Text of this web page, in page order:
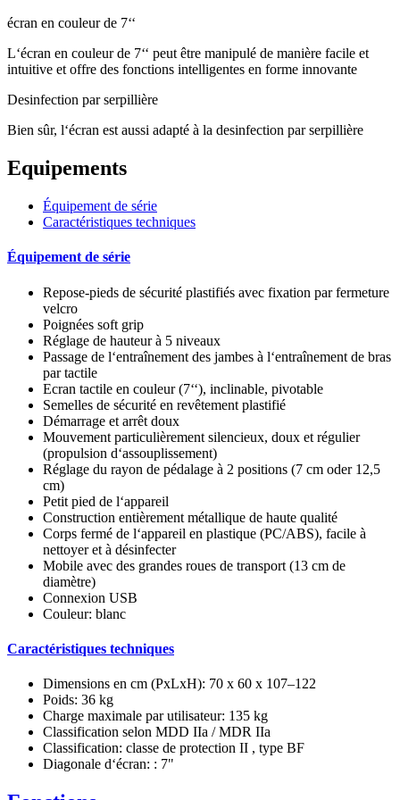
écran en couleur de 7‘‘
L‘écran en couleur de 7‘‘ peut être manipulé de manière facile et
intuitive et offre des fonctions intelligentes en forme innovante
Desinfection par serpillière
Bien sûr, l‘écran est aussi adapté à la desinfection par serpillière
Equipements
Équipement de série
Caractéristiques techniques
Équipement de série
Repose-pieds de sécurité plastifiés avec fixation par fermeture
velcro
Poignées soft grip
Réglage de hauteur à 5 niveaux
Passage de l‘entraînement des jambes à l‘entraînement de bras
par tactile
Ecran tactile en couleur (7‘‘), inclinable, pivotable
Semelles de sécurité en revêtement plastifié
Démarrage et arrêt doux
Mouvement particulièrement silencieux, doux et régulier
(propulsion d‘assouplissement)
Réglage du rayon de pédalage à 2 positions (7 cm oder 12,5
cm)
Petit pied de l‘appareil
Construction entièrement métallique de haute qualité
Corps fermé de l‘appareil en plastique (PC/ABS), facile à
nettoyer et à désinfecter
Mobile avec des grandes roues de transport (13 cm de
diamètre)
Connexion USB
Couleur: blanc
Caractéristiques techniques
Dimensions en cm (PxLxH): 70 x 60 x 107–122
Poids: 36 kg
Charge maximale par utilisateur: 135 kg
Classification selon MDD IIa / MDR IIa
Classification: classe de protection II , type BF
Diagonale d‘écran: : 7"